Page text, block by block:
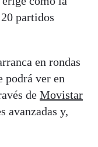
partidos
en rondas
podrá ver en
de Movistar
avanzadas y,